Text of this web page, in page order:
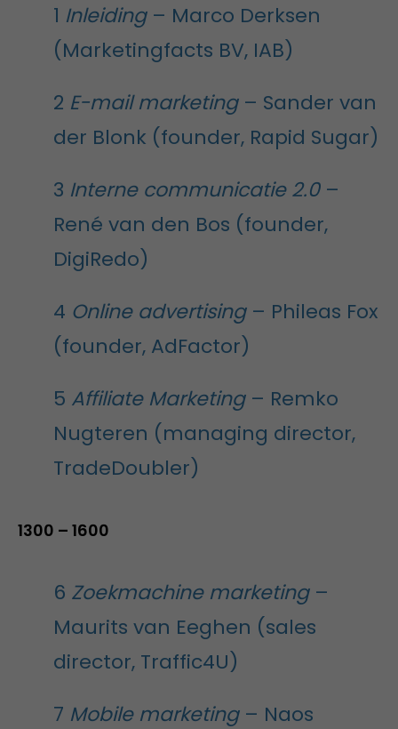
1 Inleiding – Marco Derksen
(Marketingfacts BV, IAB)
2 E-mail marketing– Sander van
der Blonk (founder, Rapid Sugar)
3 Interne communicatie 2.0–
René van den Bos (founder,
DigiRedo)
4 Online advertising– Phileas Fox
(founder, AdFactor)
5 Affiliate Marketing– Remko
Nugteren (managing director,
TradeDoubler)
1300 – 1600
6 Zoekmachine marketing–
Maurits van Eeghen (sales
director, Traffic4U)
7 Mobile marketing– Naos